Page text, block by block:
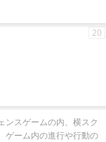
20
ンスゲームの内、横スク
ゲーム内の進行や行動の